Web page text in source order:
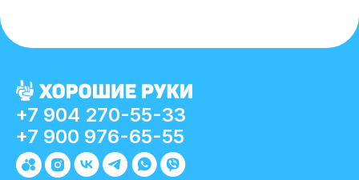
+7 904 270-55-33
+7 900 976-65-55